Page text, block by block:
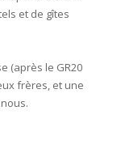
et de gîtes
(après le GR20
frères, et une